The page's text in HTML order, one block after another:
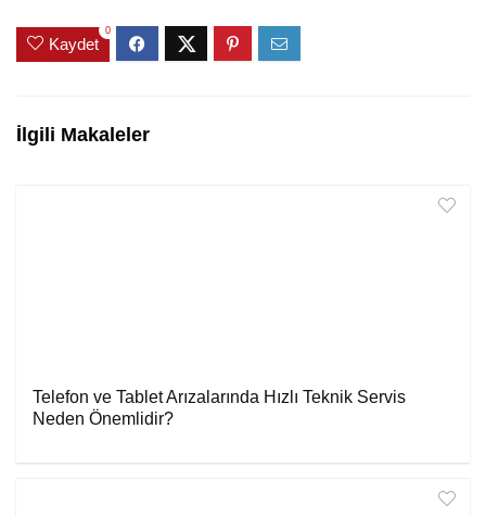
Kaydet
0
İlgili Makaleler
Telefon ve Tablet Arızalarında Hızlı Teknik Servis
Neden Önemlidir?